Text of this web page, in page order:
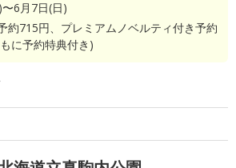
6月7日(日)
約715円、プレミアムノベルティ付き予約
に予約特典付き)